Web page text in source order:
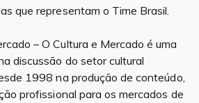
que representam o Time Brasil.
– O Cultura e Mercado é uma
discussão do setor cultural
1998 na produção de conteúdo,
profissional para os mercados de